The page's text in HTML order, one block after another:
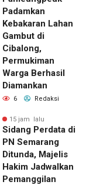
Padamkan
Kebakaran Lahan
Gambut di
Cibalong,
Permukiman
Warga Berhasil
Diamankan
6 Redaksi
15 jam lalu
Sidang Perdata di
PN Semarang
Ditunda, Majelis
Hakim Jadwalkan
Pemanggilan